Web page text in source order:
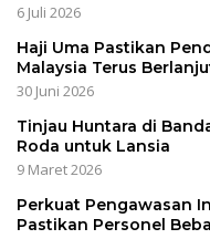
6 Juli 2026
Haji Uma Pastikan
Malaysia Terus
30 Juni 2026
Tinjau Huntara di
Roda untuk Lansia
9 Maret 2026
Perkuat Pengawasan
Pastikan Personel